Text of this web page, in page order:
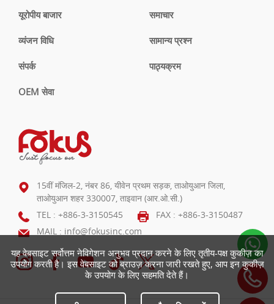
यह वेबसाइट सर्वोत्तम नेविगेशन अनुभव प्रदान करने के लिए तृतीय-पक्ष कुकीज़ का
उपयोग करती है। इस वेबसाइट को ब्राउज़ करना जारी रखते हुए, आप इन कुकीज़
के उपयोग के लिए सहमति देते हैं।
यूरोपीय बाजार समाचार
व्यंजन विधि सामान्य प्रश्न
संपर्क पाठ्यक्रम
OEM सेवा
15वीं मंजिल-2, नंबर 86, यीवेन प्रथम सड़क, ताओयुआन जिला,
ताओयुआन शहर 330007, ताइवान (आर.ओ.सी.)
TEL : +886-3-3150545
FAX : +886-3-3150487
MAIL : info@fokusinc.com